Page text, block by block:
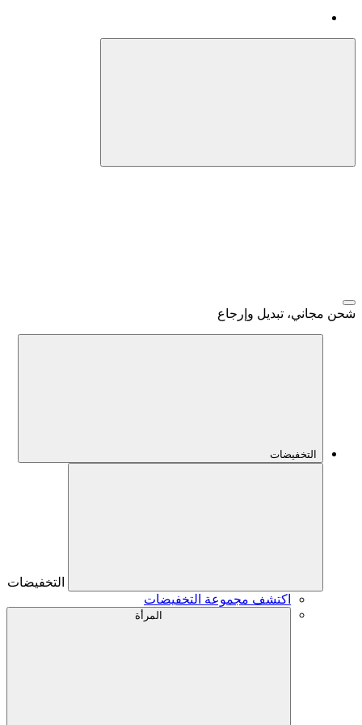
شحن مجاني، تبديل وإرجاع
التخفيضات
التخفيضات
اكتشف مجموعة التخفيضات
المرأة